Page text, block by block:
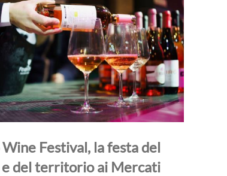
Festival, la festa del
del territorio ai Mercati